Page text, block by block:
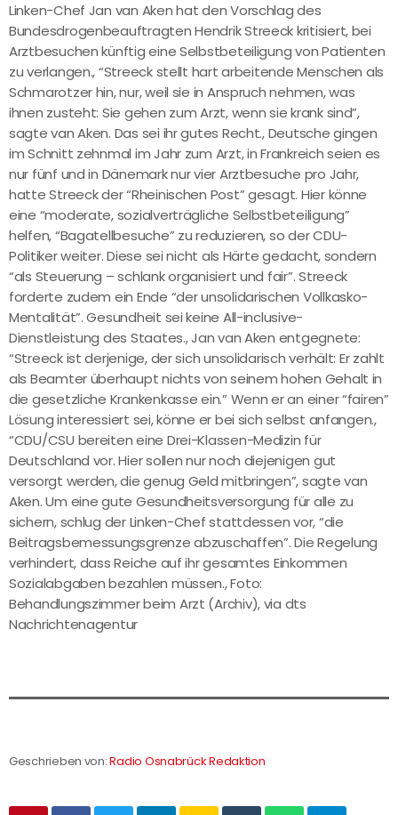
Linken-Chef Jan van Aken hat den Vorschlag des
Bundesdrogenbeauftragten Hendrik Streeck kritisiert, bei
Arztbesuchen künftig eine Selbstbeteiligung von Patienten
zu verlangen., “Streeck stellt hart arbeitende Menschen als
Schmarotzer hin, nur, weil sie in Anspruch nehmen, was
ihnen zusteht: Sie gehen zum Arzt, wenn sie krank sind”,
sagte van Aken. Das sei ihr gutes Recht., Deutsche gingen
im Schnitt zehnmal im Jahr zum Arzt, in Frankreich seien es
nur fünf und in Dänemark nur vier Arztbesuche pro Jahr,
hatte Streeck der “Rheinischen Post” gesagt. Hier könne
eine “moderate, sozialverträgliche Selbstbeteiligung”
helfen, “Bagatellbesuche” zu reduzieren, so der CDU-
Politiker weiter. Diese sei nicht als Härte gedacht, sondern
“als Steuerung – schlank organisiert und fair”. Streeck
forderte zudem ein Ende “der unsolidarischen Vollkasko-
Mentalität”. Gesundheit sei keine All-inclusive-
Dienstleistung des Staates., Jan van Aken entgegnete:
“Streeck ist derjenige, der sich unsolidarisch verhält: Er zahlt
als Beamter überhaupt nichts von seinem hohen Gehalt in
die gesetzliche Krankenkasse ein.” Wenn er an einer “fairen”
Lösung interessiert sei, könne er bei sich selbst anfangen.,
“CDU/CSU bereiten eine Drei-Klassen-Medizin für
Deutschland vor. Hier sollen nur noch diejenigen gut
versorgt werden, die genug Geld mitbringen”, sagte van
Aken. Um eine gute Gesundheitsversorgung für alle zu
sichern, schlug der Linken-Chef stattdessen vor, “die
Beitragsbemessungsgrenze abzuschaffen”. Die Regelung
verhindert, dass Reiche auf ihr gesamtes Einkommen
Sozialabgaben bezahlen müssen., Foto:
Behandlungszimmer beim Arzt (Archiv), via dts
Nachrichtenagentur
Geschrieben von:Radio Osnabrück Redaktion